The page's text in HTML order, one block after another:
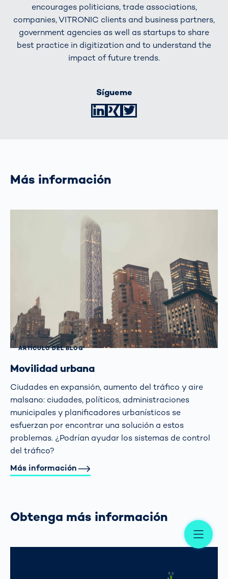
encourages politicians, trade associations,
companies, VITRONIC clients and business partners,
government agencies as well as startups to share
best practice in digitization and to understand the
impact of future trends.
Sígueme
LinkedIn
Más información
ARTÍCULO DEL BLOG
Movilidad urbana
Ciudades en expansión, aumento del tráfico y aire
malsano: ciudades, políticos, administraciones
municipales y planificadores urbanísticos se
esfuerzan por encontrar una solución a estos
problemas. ¿Podrían ayudar los sistemas de control
del tráfico?
Más información
Obtenga más información